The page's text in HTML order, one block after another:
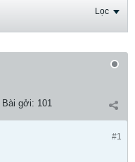
Lọc
Bài gởi: 101
#1